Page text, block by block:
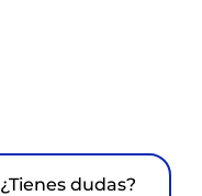
¿Tienes dudas?